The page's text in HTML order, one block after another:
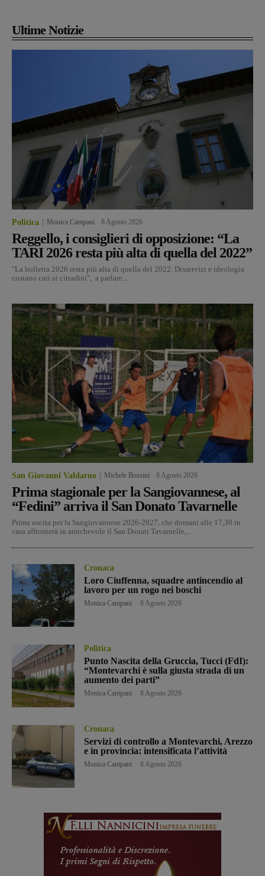
Ultime Notizie
Politica Monica Campani 8 Agosto 2026
Reggello, i consiglieri di opposizione: “La
TARI 2026 resta più alta di quella del 2022”
"La bolletta 2026 resta più alta di quella del 2022. Disservizi e ideologia
costano cari ai cittadini", a parlare...
San Giovanni Valdarno Michele Bossini 8 Agosto 2026
Prima stagionale per la Sangiovannese, al
“Fedini” arriva il San Donato Tavarnelle
Prima uscita per la Sangiovannese 2026-2027, che domani alle 17,30 in
casa affronterà in amichevole il San Donati Tavarnelle,...
Cronaca
Loro Ciuffenna, squadre antincendio al
lavoro per un rogo nei boschi
Monica Campani 8 Agosto 2026
Politica
Punto Nascita della Gruccia, Tucci (FdI):
“Montevarchi è sulla giusta strada di un
aumento dei parti”
Monica Campani 8 Agosto 2026
Cronaca
Servizi di controllo a Montevarchi, Arezzo
e in provincia: intensificata l’attività
Monica Campani 8 Agosto 2026